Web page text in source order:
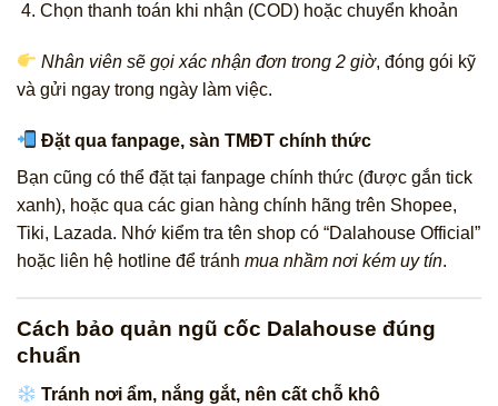
Chọn thanh toán khi nhận (COD) hoặc chuyển khoản
Nhân viên sẽ gọi xác nhận đơn trong 2 giờ, đóng gói kỹ
và gửi ngay trong ngày làm việc.
Đặt qua fanpage, sàn TMĐT chính thức
Bạn cũng có thể đặt tại fanpage chính thức (được gắn tick
xanh), hoặc qua các gian hàng chính hãng trên Shopee,
Tiki, Lazada. Nhớ kiểm tra tên shop có “Dalahouse Official”
hoặc liên hệ hotline để tránh mua nhầm nơi kém uy tín.
Cách bảo quản ngũ cốc Dalahouse đúng
chuẩn
Tránh nơi ẩm, nắng gắt, nên cất chỗ khô